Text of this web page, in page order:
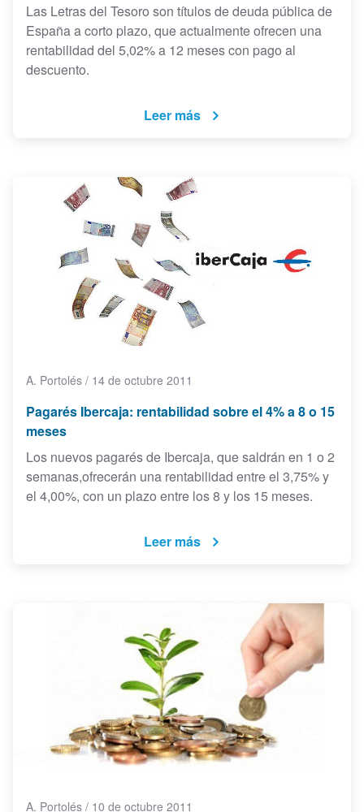
Las Letras del Tesoro son títulos de deuda pública de
España a corto plazo, que actualmente ofrecen una
rentabilidad del 5,02% a 12 meses con pago al
descuento.
Leer más
A. Portolés / 14 de octubre 2011
Pagarés Ibercaja: rentabilidad sobre el 4% a 8 o 15
meses
Los nuevos pagarés de Ibercaja, que saldrán en 1 o 2
semanas,ofrecerán una rentabilidad entre el 3,75% y
el 4,00%, con un plazo entre los 8 y los 15 meses.
Leer más
A. Portolés / 10 de octubre 2011